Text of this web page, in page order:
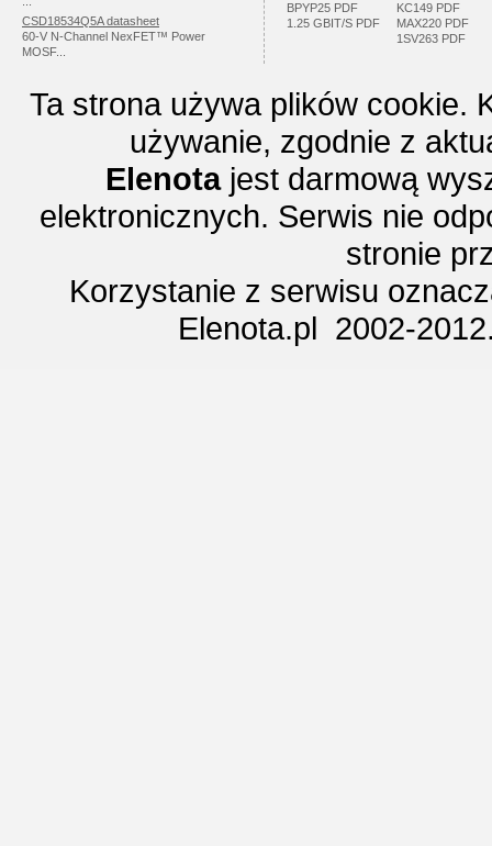
CSD18534Q5A datasheet
60-V N-Channel NexFET™ Power
MOSF...
BPYP25 PDF
1.25 GBIT/S PDF
KC149 PDF
MAX220 PDF
1SV263 PDF
Ta strona używa plików cookie.
używanie, zgodnie z
Elenotajest darmową
elektronicznych. Serwis nie
stronie
Korzystanie z serwisu
Elenota.pl 2002-